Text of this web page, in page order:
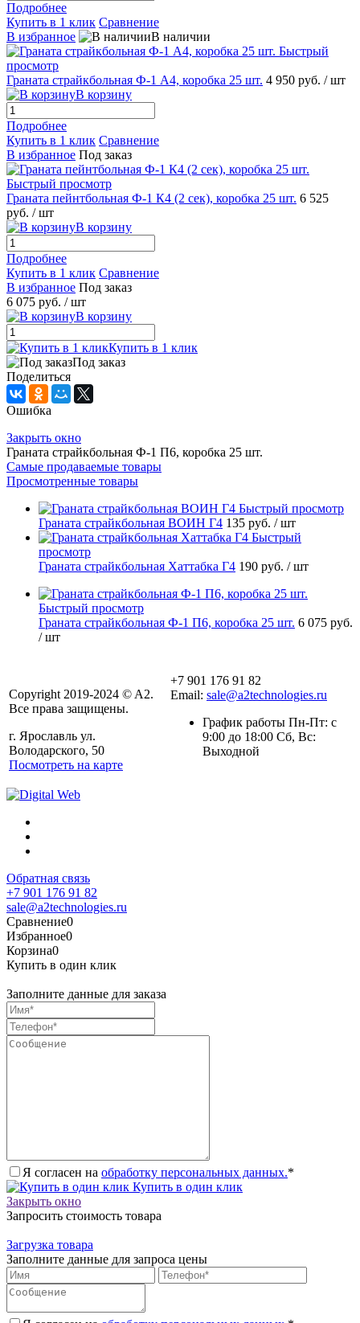
Подробнее
Купить в 1 клик Сравнение
В избранное
В наличии
Быстрый
просмотр
Граната страйкбольная Ф-1 А4, коробка 25 шт. 4 950 руб. / шт
В корзину
Подробнее
Купить в 1 клик Сравнение
В избранное Под заказ
Быстрый просмотр
Граната пейнтбольная Ф-1 К4 (2 сек), коробка 25 шт. 6 525
руб. / шт
В корзину
Подробнее
Купить в 1 клик Сравнение
В избранное Под заказ
6 075 руб. / шт
В корзину
Купить в 1 клик
Под заказ
Поделиться
Ошибка
Закрыть окно
Граната страйкбольная Ф-1 П6, коробка 25 шт.
Самые продаваемые товары
Просмотренные товары
Быстрый просмотр
Граната страйкбольная ВОИН Г4 135 руб. / шт
Быстрый
просмотр
Граната страйкбольная Хаттабка Г4 190 руб. / шт
Быстрый просмотр
Граната страйкбольная Ф-1 П6, коробка 25 шт. 6 075 руб.
/ шт
Copyright 2019-2024 © A2.
Все права защищены.
г. Ярославль ул.
Володарского, 50
Посмотреть на карте
+7 901 176 91 82
Email: sale@a2technologies.ru
График работы Пн-Пт: с
9:00 до 18:00 Сб, Вс:
Выходной
Обратная связь
+7 901 176 91 82
sale@a2technologies.ru
Сравнение0
Избранное0
Корзина0
Купить в один клик
Заполните данные для заказа
Я согласен на обработку персональных данных.*
Купить в один клик
Закрыть окно
Запросить стоимость товара
Загрузка товара
Заполните данные для запроса цены